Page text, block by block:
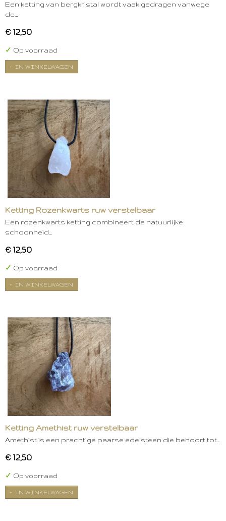
Een ketting van bergkristal wordt vaak gedragen vanwege
de…
€ 12,50
✓ Op voorraad
IN WINKELWAGEN
Ketting Rozenkwarts ruw verstelbaar
Een rozenkwarts ketting combineert de natuurlijke
schoonheid…
€ 12,50
✓ Op voorraad
IN WINKELWAGEN
Ketting Amethist ruw verstelbaar
Amethist is een prachtige paarse edelsteen die behoort tot…
€ 12,50
✓ Op voorraad
IN WINKELWAGEN